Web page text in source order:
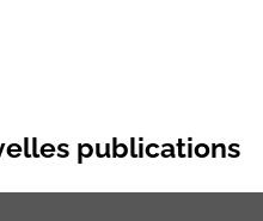
publications